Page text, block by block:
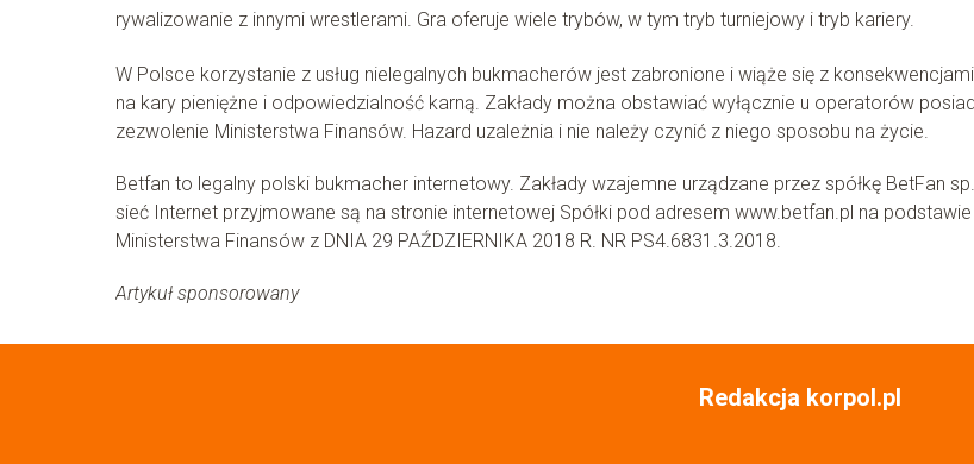
rywalizowanie z innymi wrestlerami. Gra oferuje wiele trybów, w tym tryb turniejowy i tryb kariery.
W Polsce korzystanie z usług nielegalnych bukmacherów jest zabronione i wiąże się z
na kary pieniężne i odpowiedzialność karną. Zakłady można obstawiać wyłącznie u operatorów
zezwolenie Ministerstwa Finansów. Hazard uzależnia i nie należy czynić z niego sposobu na życie.
Betfan to legalny polski bukmacher internetowy. Zakłady wzajemne urządzane przez spółkę BetFan
sieć Internet przyjmowane są na stronie internetowej Spółki pod adresem www.betfan.pl na
Ministerstwa Finansów z DNIA 29 PAŹDZIERNIKA 2018 R. NR PS4.6831.3.2018.
Artykuł sponsorowany
Redakcja korpol.pl